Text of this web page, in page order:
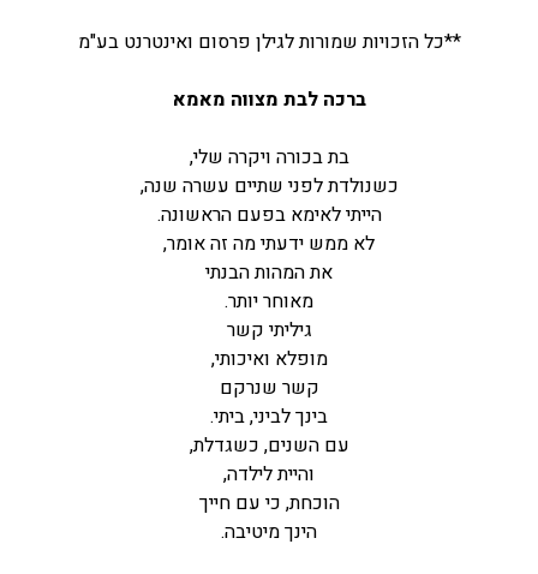
**כל הזכויות שמורות לגילן פרסום ואינטרנט בע"מ
ברכה לבת מצווה מאמא
בת בכורה ויקרה שלי,
כשנולדת לפני שתיים עשרה שנה,
הייתי לאימא בפעם הראשונה.
לא ממש ידעתי מה זה אומר,
את המהות הבנתי
מאוחר יותר.
גיליתי קשר
מופלא ואיכותי,
קשר שנרקם
בינך לביני, ביתי.
עם השנים, כשגדלת,
והיית לילדה,
הוכחת, כי עם חייך
הינך מיטיבה.